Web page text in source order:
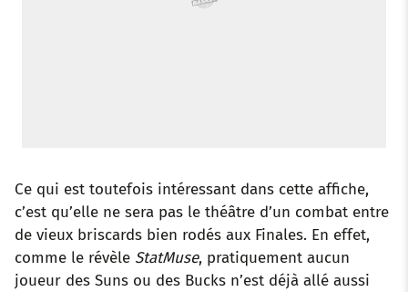
Ce qui est toutefois intéressant dans cette affiche,
c’est qu’elle ne sera pas le théâtre d’un combat entre
de vieux briscards bien rodés aux Finales. En effet,
comme le révèle StatMuse, pratiquement aucun
joueur des Suns ou des Bucks n’est déjà allé aussi